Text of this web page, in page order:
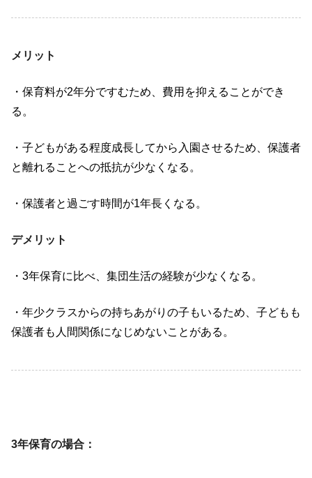
メリット
・保育料が2年分ですむため、費用を抑えることができ
る。
・子どもがある程度成長してから入園させるため、保護者
と離れることへの抵抗が少なくなる。
・保護者と過ごす時間が1年長くなる。
デメリット
・3年保育に比べ、集団生活の経験が少なくなる。
・年少クラスからの持ちあがりの子もいるため、子どもも
保護者も人間関係になじめないことがある。
3年保育の場合：